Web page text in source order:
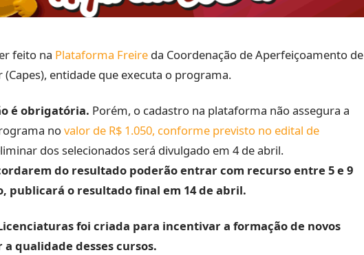
feito na Plataforma Freire da Coordenação de Aperfeiçoamento de
(Capes), entidade que executa o programa.
é obrigatória. Porém, o cadastro na plataforma não assegura a
novalor de R$ 1.050, conforme previsto no edital de
dos selecionados será divulgado em 4 de abril.
do resultado poderão entrar com recurso entre 5 e 9
publicará o resultado final em 14 de abril.
foi criada para incentivar a formação de novos
qualidade desses cursos.